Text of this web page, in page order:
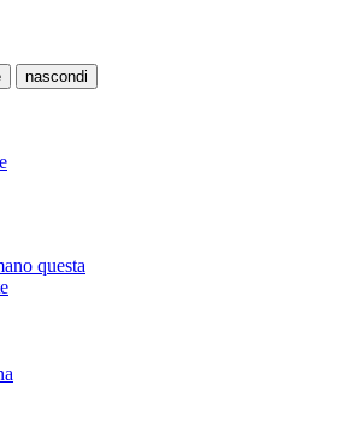
nascondi
questa